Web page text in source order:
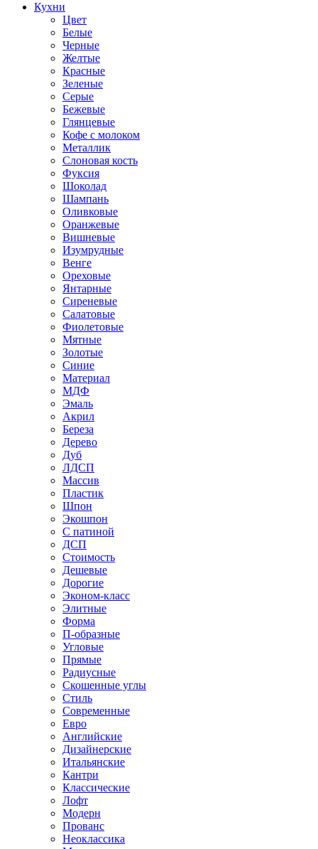
Кухни
Цвет
Белые
Черные
Желтые
Красные
Зеленые
Серые
Бежевые
Глянцевые
Кофе с молоком
Металлик
Слоновая кость
Фуксия
Шоколад
Шампань
Оливковые
Оранжевые
Вишневые
Изумрудные
Венге
Ореховые
Янтарные
Сиреневые
Салатовые
Фиолетовые
Мятные
Золотые
Синие
Материал
МДФ
Эмаль
Акрил
Береза
Дерево
Дуб
ЛДСП
Массив
Пластик
Шпон
Экошпон
С патиной
ДСП
Стоимость
Дешевые
Дорогие
Эконом-класс
Элитные
Форма
П-образные
Угловые
Прямые
Радиусные
Скошенные углы
Стиль
Современные
Евро
Английские
Дизайнерские
Итальянские
Кантри
Классические
Лофт
Модерн
Прованс
Неоклассика